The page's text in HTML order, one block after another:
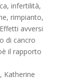
infertilità,
rimpianto,
avversi
di cancro
il rapporto
Katherine